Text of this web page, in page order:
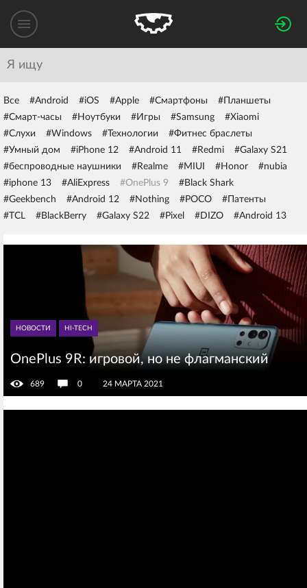
Все #Android #iOS #Apple #Смартфоны
#Планшеты
#Смарт-часы
#Ноутбуки #Игры #Samsung
#Xiaomi
#Слухи
#Windows #Технологии
#Фитнес браслеты
#Умный дом
#iPhone 12 #Android 11 #Redmi
#Galaxy S21
#беспроводные наушники
#Realme #MIUI #Honor
#nubia
#iphone 13
#AliExpress #OnePlus 9
#Black Shark
#Geekbench
#Android 12 #Nothing #POCO
#Патенты
#TCL
#BlackBerry #Galaxy S22 #Pixel #DIZO #Android 13
НОВОСТИ HI-TECH
OnePlus 9R: игровой, но не флагманский
689 0 24 МАРТА 2021